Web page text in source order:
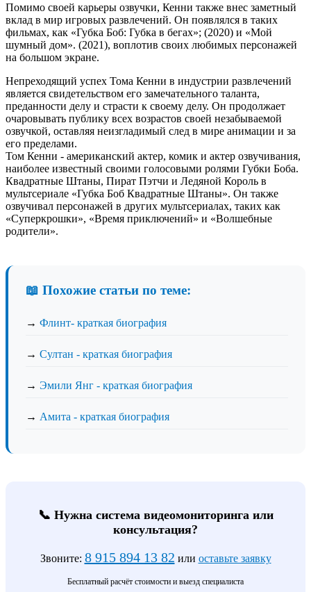
Помимо своей карьеры озвучки, Кенни также внес заметный
вклад в мир игровых развлечений. Он появлялся в таких
фильмах, как «Губка Боб: Губка в бегах»; (2020) и «Мой
шумный дом». (2021), воплотив своих любимых персонажей
на большом экране.
Непреходящий успех Тома Кенни в индустрии развлечений
является свидетельством его замечательного таланта,
преданности делу и страсти к своему делу. Он продолжает
очаровывать публику всех возрастов своей незабываемой
озвучкой, оставляя неизгладимый след в мире анимации и за
его пределами.
Том Кенни - американский актер, комик и актер озвучивания,
наиболее известный своими голосовыми ролями Губки Боба.
Квадратные Штаны, Пират Пэтчи и Ледяной Король в
мультсериале «Губка Боб Квадратные Штаны». Он также
озвучивал персонажей в других мультсериалах, таких как
«Суперкрошки», «Время приключений» и «Волшебные
родители».
📖 Похожие статьи по теме:
→ Флинт- краткая биография
→ Султан - краткая биография
→ Эмили Янг - краткая биография
→ Амита - краткая биография
📞 Нужна система видеомониторинга или
консультация?
Звоните: 8 915 894 13 82 или оставьте заявку
Бесплатный расчёт стоимости и выезд специалиста